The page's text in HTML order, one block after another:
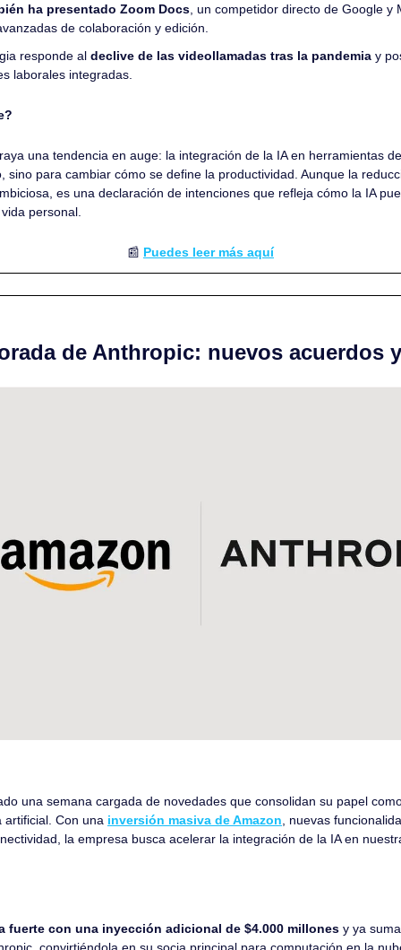
ha presentado Zoom Docs , un competidor directo de Google y
de colaboración y edición.
responde al declive de las videollamadas tras la pandemia y
laborales integradas.
una tendencia en auge: la integración de la IA en herramientas
sino para cambiar cómo se define la productividad. Aunque la
es una declaración de intenciones que refleja cómo la IA
personal.
📰 Puedes leer más aquí
de Anthropic: nuevos acuerdos
una semana cargada de novedades que consolidan su papel
artificial. Con una inversión masiva de Amazon, nuevas
la empresa busca acelerar la integración de la IA en
fuerte con una inyección adicional de $4.000 millones y ya